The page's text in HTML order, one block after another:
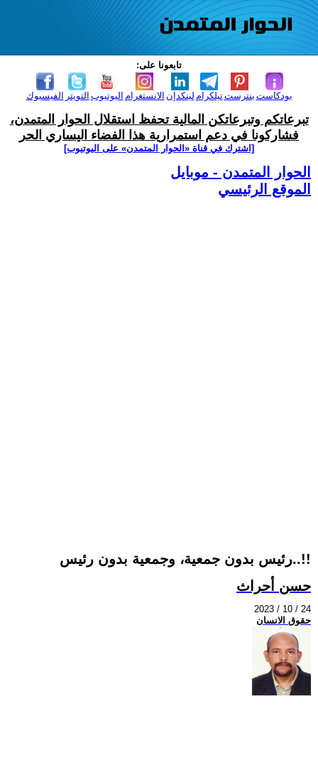
تابعونا على:
الفيسبوك التويتر اليوتيوب الانستغرام لينكدإن تيلكرامبنترست بودكاست
تبرعاتكم وتبرعاتكن المالية تحفظ استقلال الحوار المتمدن،
فشاركونا في دعم استمرارية هذا الفضاء اليساري الحر
[اشترك في قناة ‫«الحوار المتمدن» على اليوتيوب]
الحوار المتمدن - موبايل
الموقع الرئيسي
رئيس بدون جمعية، وجمعية بدون رئيس..!!
حسن أحراث
2023 / 10 / 24
حقوق الانسان